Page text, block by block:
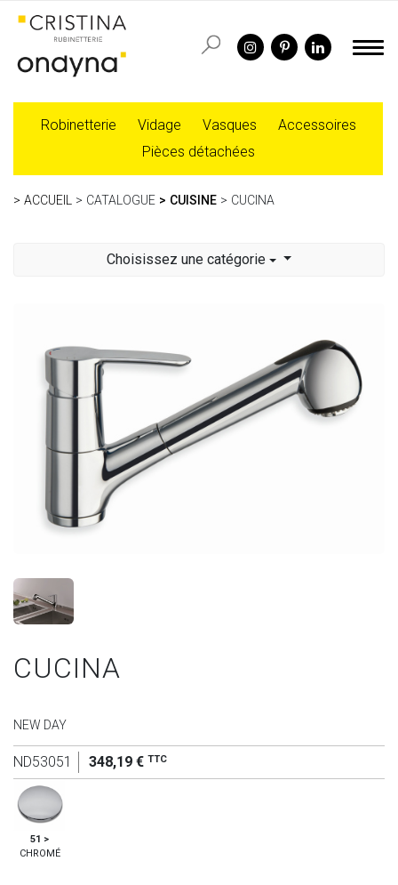
Robinetterie Vidage Vasques
Accessoires
Pièces détachées
ACCUEIL CATALOGUE CUISINE CUCINA
Choisissez une catégorie
CUCINA
NEW DAY
ND53051 348,19 € TTC
51 >
CHROMÉ